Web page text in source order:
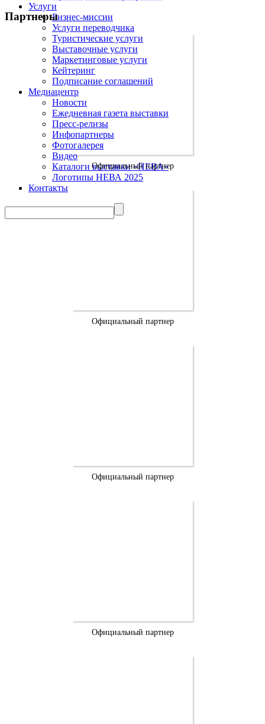
Услуги
Бизнес-миссии
Услуги переводчика
Туристические услуги
Выставочные услуги
Маркетинговые услуги
Кейтеринг
Подписание соглашений
Медиацентр
Новости
Ежедневная газета выставки
Пресс-релизы
Инфопартнеры
Фотогалерея
Видео
Каталоги выставки «НЕВА»
Логотипы НЕВА 2025
Контакты
Партнеры
Официальный партнер
Официальный партнер
Официальный партнер
Официальный партнер